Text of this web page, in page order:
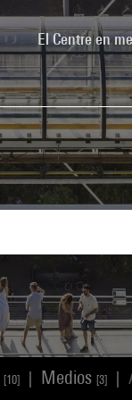
El Centre en
[10] Medios [3]